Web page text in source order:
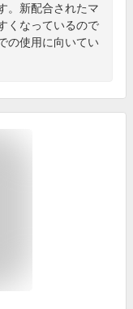
。新配合されたマ
くなっているので
の使用に向いてい